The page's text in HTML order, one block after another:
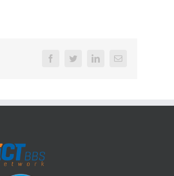
FacebookTwitterLinkedInEmail